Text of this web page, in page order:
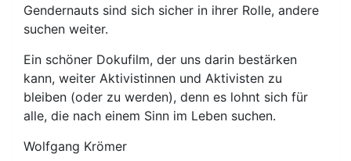
Gendernauts sind sich sicher in ihrer Rolle, andere
suchen weiter.
Ein schöner Dokufilm, der uns darin bestärken
kann, weiter Aktivistinnen und Aktivisten zu
bleiben (oder zu werden), denn es lohnt sich für
alle, die nach einem Sinn im Leben suchen.
Wolfgang Krömer